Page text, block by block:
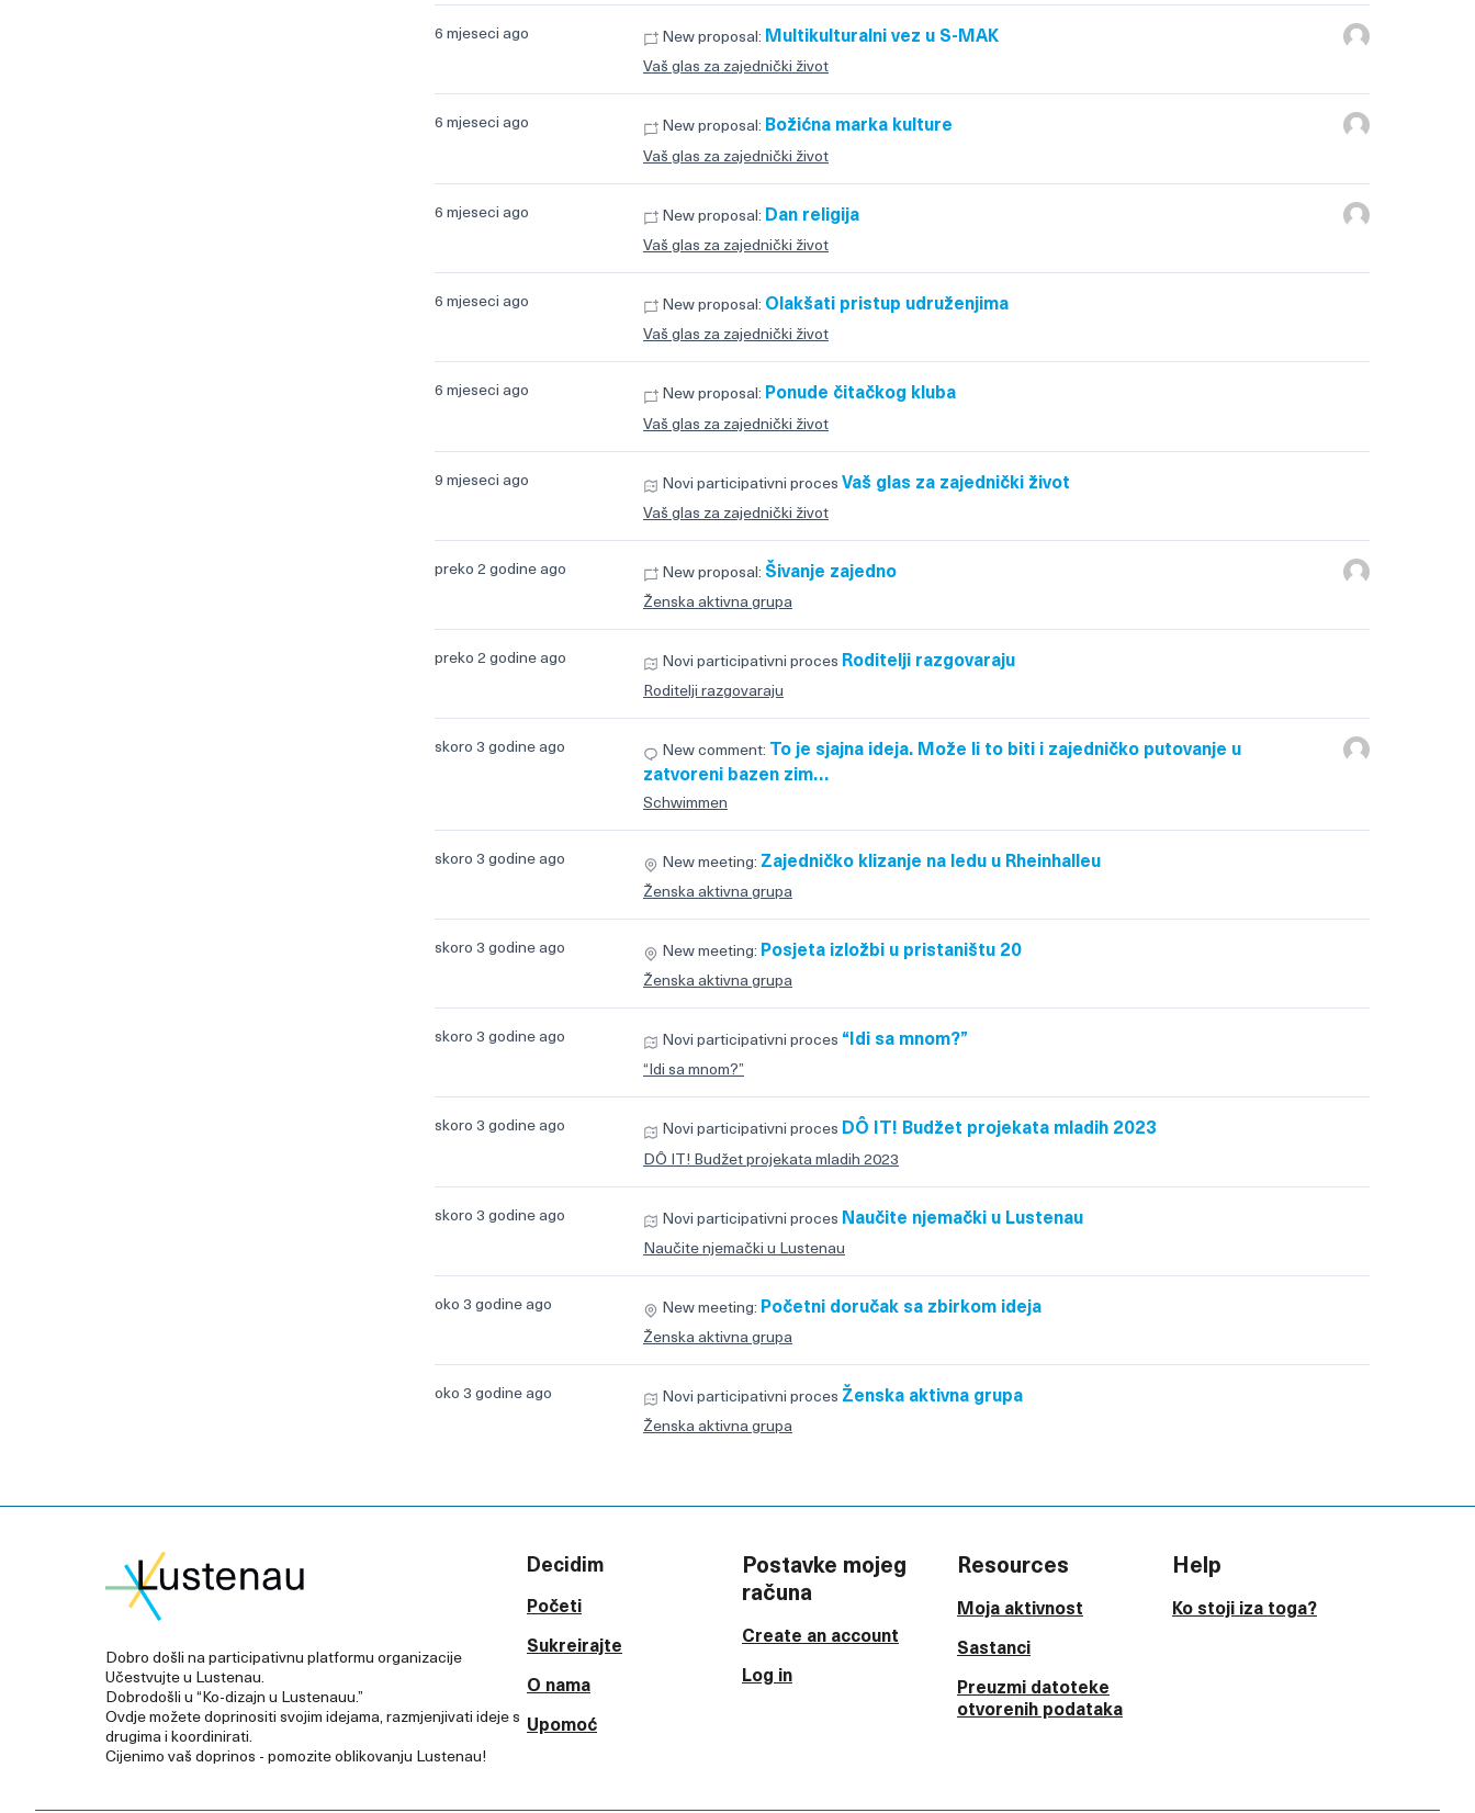
6 mjeseci ago New proposal: Multikulturalni vez u S-MAK
Vaš glas za zajednički život
6 mjeseci ago New proposal: Božićna marka kulture
Vaš glas za zajednički život
6 mjeseci ago New proposal: Dan religija
Vaš glas za zajednički život
6 mjeseci ago New proposal: Olakšati pristup udruženjima
Vaš glas za zajednički život
6 mjeseci ago New proposal: Ponude čitačkog kluba
Vaš glas za zajednički život
9 mjeseci ago Novi participativni procesVaš glas za zajednički život
Vaš glas za zajednički život
preko 2 godine ago New proposal: Šivanje zajedno
Ženska aktivna grupa
preko 2 godine ago Novi participativni proces Roditelji razgovaraju
Roditelji razgovaraju
skoro 3 godine ago New comment: To je sjajna ideja. Može li to biti i zajedničko putovanje u
zatvoreni bazen zim…
Schwimmen
skoro 3 godine ago New meeting: Zajedničko klizanje na ledu u Rheinhalleu
Ženska aktivna grupa
skoro 3 godine ago New meeting: Posjeta izložbi u pristaništu 20
Ženska aktivna grupa
skoro 3 godine ago Novi participativni proces “Idi sa mnom?”
“Idi sa mnom?”
skoro 3 godine ago Novi participativni proces DÔ IT! Budžet projekata mladih 2023
DÔ IT! Budžet projekata mladih 2023
skoro 3 godine ago Novi participativni proces Naučite njemački u Lustenau
Naučite njemački u Lustenau
oko 3 godine ago New meeting: Početni doručak sa zbirkom ideja
Ženska aktivna grupa
oko 3 godine ago Novi participativni proces Ženska aktivna grupa
Ženska aktivna grupa
Dobro došli na participativnu platformu organizacije
Učestvujte u Lustenau.
Dobrodošli u “Ko-dizajn u Lustenauu.”
Ovdje možete doprinositi svojim idejama, razmjenjivati ideje s
drugima i koordinirati.
Cijenimo vaš doprinos - pomozite oblikovanju Lustenau!
Decidim
Početi
Sukreirajte
O nama
Upomoć
Postavke mojeg
računa
Create an account
Log in
Resources
Moja aktivnost
Sastanci
Preuzmi datoteke
otvorenih podataka
Help
Ko stoji iza toga?